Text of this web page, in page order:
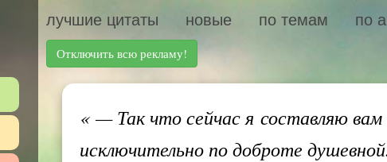
лучшие цитаты новые по темам по
Отключить всю рекламу!
«— Так что сейчас я составляю
исключительно по доброте